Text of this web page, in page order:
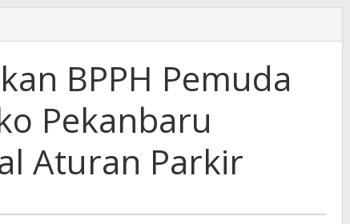
BPPH Pemuda
Pekanbaru
Aturan Parkir